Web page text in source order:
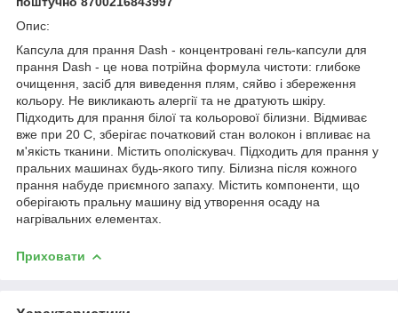
Опис:
Капсула для прання Dash - концентровані гель-капсули для
прання Dash - це нова потрійна формула чистоти: глибоке
очищення, засіб для виведення плям, сяйво і збереження
кольору. Не викликають алергії та не дратують шкіру.
Підходить для прання білої та кольорової білизни. Відмиває
вже при 20 C, зберігає початковий стан волокон і впливає на
м'якість тканини. Містить ополіскувач. Підходить для прання у
пральних машинах будь-якого типу. Білизна після кожного
прання набуде приємного запаху. Містить компоненти, що
оберігають пральну машину від утворення осаду на
нагрівальних елементах.
Приховати